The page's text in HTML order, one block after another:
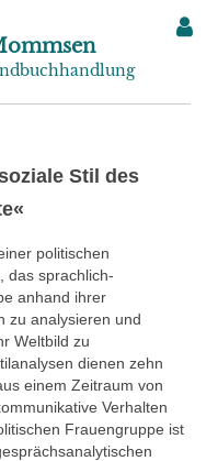
Stil des
politischen
das sprachlich-
anhand ihrer
zu analysieren und
Weltbild zu
dienen zehn
einem Zeitraum von
Verhalten
Frauengruppe ist